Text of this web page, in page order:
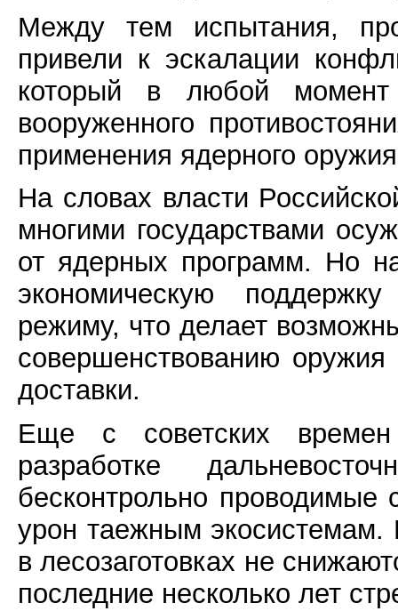
Между тем испытания,
привели к эскалации
который в любой
вооруженного
применения ядерного
На словах власти
многими государствами
от ядерных программ. Но
экономическую
режиму, что делает
совершенствованию оружия
доставки.
Еще с советских
разработке
бесконтрольно проводимые
урон таежным
в лесозаготовках не
последние несколько лет